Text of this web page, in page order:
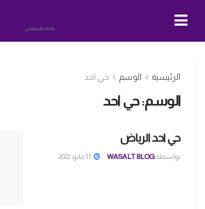
الرئيسية الوسم حي احد
الوسم:حي احد
حي احد الرياض
بواسطةWASALT BLOG